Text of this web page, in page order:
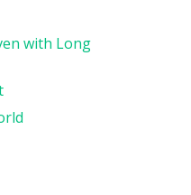
with Long